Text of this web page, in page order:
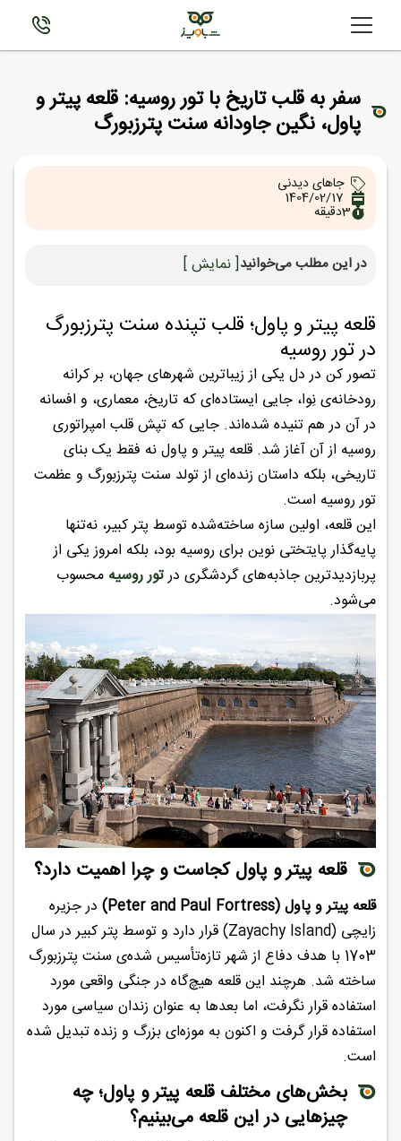
سفر به قلب تاریخ با تور روسیه: قلعه پیتر و
پاول، نگین جاودانه سنت پترزبورگ
جاهای دیدنی
1404/02/17
3دقیقه
در این مطلب می‌خوانید[ نمایش ]
قلعه پیتر و پاول؛ قلب تپنده سنت پترزبورگ
در تور روسیه
تصور کن در دل یکی از زیباترین شهرهای جهان، بر کرانه
رودخانه‌ی نِوا، جایی ایستاده‌ای که تاریخ، معماری، و افسانه
در آن در هم تنیده شده‌اند. جایی که تپش قلب امپراتوری
روسیه از آن آغاز شد. قلعه پیتر و پاول نه فقط یک بنای
تاریخی، بلکه داستان زنده‌ای از تولد سنت پترزبورگ و عظمت
تور روسیه است.
این قلعه، اولین سازه ساخته‌شده توسط پتر کبیر، نه‌تنها
پایه‌گذار پایتختی نوین برای روسیه بود، بلکه امروز یکی از
پربازدیدترین جاذبه‌های گردشگری درتور روسیه محسوب
می‌شود.
قلعه پیتر و پاول کجاست و چرا اهمیت دارد؟
قلعه پیتر و پاول (Peter and Paul Fortress)
در جزیره
زایچی (Zayachy Island) قرار دارد و توسط پتر کبیر در سال
1703 با هدف دفاع از شهر تازه‌تأسیس شده‌ی سنت پترزبورگ
ساخته شد. هرچند این قلعه هیچ‌گاه در جنگی واقعی مورد
استفاده قرار نگرفت، اما بعدها به عنوان زندان سیاسی مورد
استفاده قرار گرفت و اکنون به موزه‌ای بزرگ و زنده تبدیل شده
است.
بخش‌های مختلف قلعه پیتر و پاول؛ چه
چیزهایی در این قلعه می‌بینیم؟